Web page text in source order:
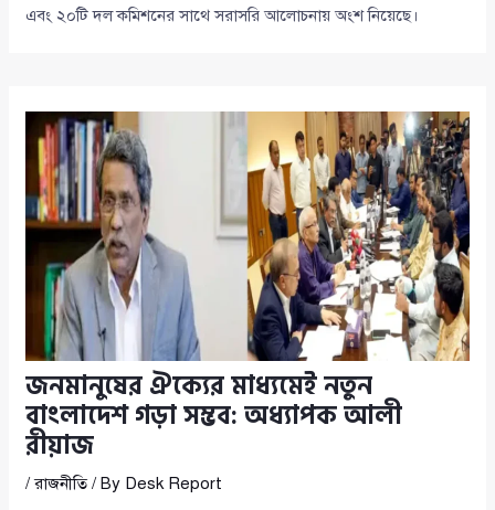
এবং ২০টি দল কমিশনের সাথে সরাসরি আলোচনায় অংশ নিয়েছে।
জনমানুষের ঐক্যের মাধ্যমেই নতুন
বাংলাদেশ গড়া সম্ভব: অধ্যাপক আলী
রীয়াজ
/রাজনীতি/ By Desk Report